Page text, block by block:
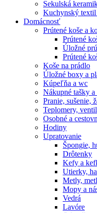
Sekulská
Kuchynský textil
Domácnosť
Prútené koše a
Prútené
Úložné
Prútené
Koše na prádlo
Úložné boxy a
Kúpeľňa a wc
Nákupné tašky
Pranie, sušenie,
Teplomery,
Osobné a
Hodiny
Upratovanie
Špongie,
Drôtenky
Kefy a
Utierky,
Metly,
Mopy a
Vedrá
Lavóre